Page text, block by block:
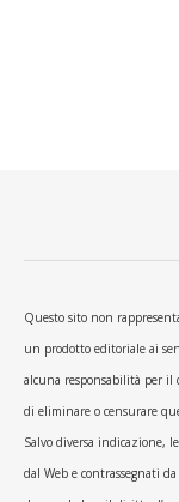
Questo sito non
un prodotto editoriale ai
alcuna responsabilità per
di eliminare o censurare
Salvo diversa indicazione,
dal Web e contrassegnati